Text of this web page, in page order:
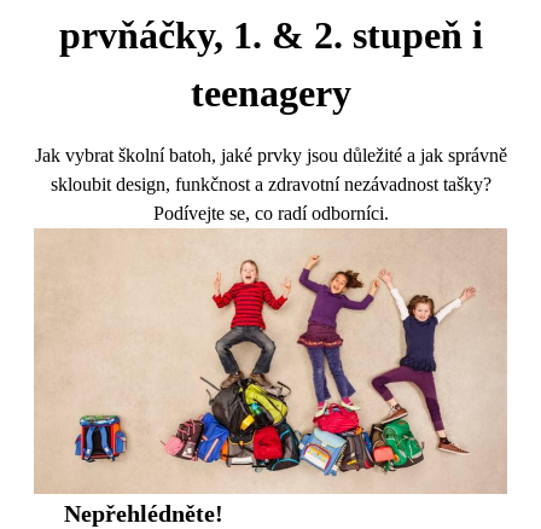
prvňáčky, 1. & 2. stupeň i
teenagery
Jak vybrat školní batoh, jaké prvky jsou důležité a jak správně
skloubit design, funkčnost a zdravotní nezávadnost tašky?
Podívejte se, co radí odborníci.
Nepřehlédněte!